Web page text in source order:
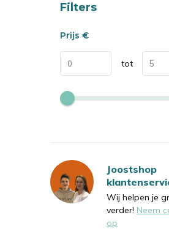
Sorteren op:
Filters
Prijs €
tot
Joostshop
Wij helpen je
verder! Neem
op